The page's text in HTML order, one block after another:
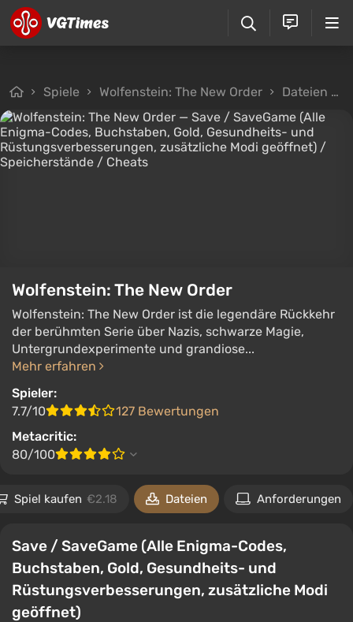
Spiele Wolfenstein: The New Order Dateien
Wolfenstein: The New Order
Wolfenstein: The New Order ist die legendäre Rückkehr
der berühmten Serie über Nazis, schwarze Magie,
Untergrundexperimente und grandiose...
Mehr erfahren
Spieler:
7.7/10
127 Bewertungen
Metacritic:
80/100
Spiel kaufen €2.18 Dateien Anforderungen
Save / SaveGame (Alle Enigma-Codes,
Buchstaben, Gold, Gesundheits- und
Rüstungsverbesserungen, zusätzliche Modi
geöffnet)